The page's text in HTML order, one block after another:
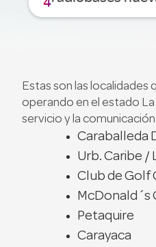
Estas son las localidades
operando en el estado La
servicio y la
Caraballeda
Urb. Caribe /
Club de Golf
McDonald´s
Petaquire
Carayaca